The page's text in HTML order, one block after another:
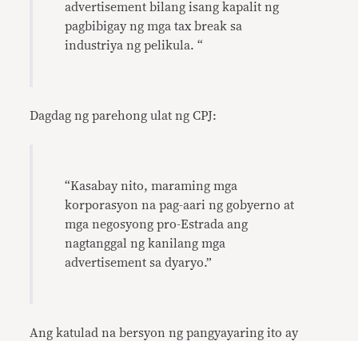
advertisement bilang isang kapalit ng
pagbibigay ng mga tax break sa
industriya ng pelikula. “
Dagdag ng parehong ulat ng CPJ:
“Kasabay nito, maraming mga
korporasyon na pag-aari ng gobyerno at
mga negosyong pro-Estrada ang
nagtanggal ng kanilang mga
advertisement sa dyaryo.”
Ang katulad na bersyon ng pangyayaring ito ay